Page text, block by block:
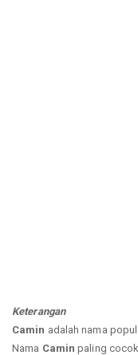
Keterangan
Camin adalah nama
Nama Camin paling